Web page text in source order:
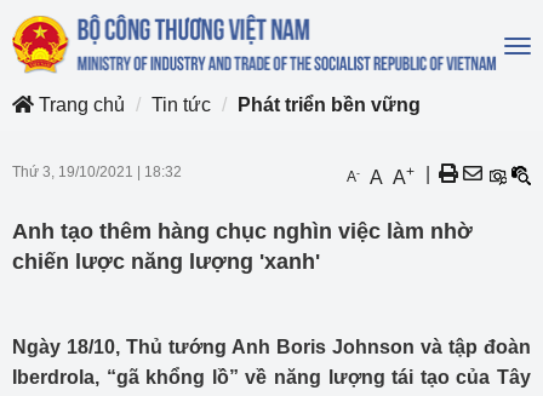
Trang chủ
Tin tức Phát triển bền vững
Thứ 3, 19/10/2021 18:32 A- A A+
Anh tạo thêm hàng chục nghìn việc làm nhờ
chiến lược năng lượng 'xanh'
Ngày 18/10, Thủ tướng Anh Boris Johnson và tập đoàn
Iberdrola, “gã khổng lồ” về năng lượng tái tạo của Tây